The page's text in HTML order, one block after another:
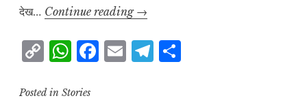
देख… Continue reading शादी
दावत
→
C
p
W
at
F
E
T
Posted in Stories